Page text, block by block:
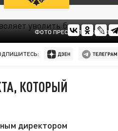
ФОТО ПРЕСС-СЛУЖБЫ ВСМЗ
КОТОРЫЙ
директором